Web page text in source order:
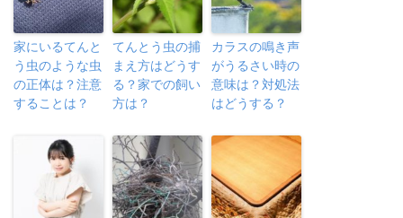
家にいるてんと
う虫のような虫
の正体は？注意
することは？
てんとう虫の捕
まえ方はどうす
る？家での飼い
方は？
カラスの鳴き声
がうるさい時の
意味は？対処法
はどうする？